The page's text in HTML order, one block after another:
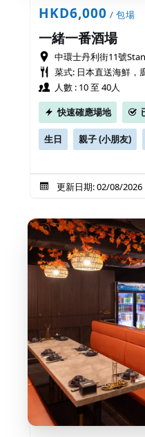
HKD6,000 / 包場
一緒一番酒場
中環士丹利街11號
菜式: 日本直送海鮮，
人數 : 10 至 40人
快速確應場地
生日 親子 (小朋友)
更新日期: 02/08/2026